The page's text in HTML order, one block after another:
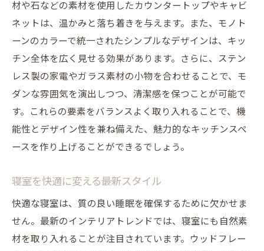
材や石などの素材を使用したカウンタートップやキャビ
ネットは、温かみと落ち着きを与えます。また、モノト
ーンのカラーで統一されたシンプルなデザインは、キッ
チン全体を広く見せる効果があります。さらに、ステン
レス製の家電やガラス素材の小物を合わせることで、モ
ダンな雰囲気を演出しつつ、清潔感を保つことが可能で
す。これらの要素をバランスよく取り入れることで、機
能性とデザイン性を兼ね備えた、魅力的なキッチンスペ
ースを作り上げることができるでしょう。
寝室を快適に変える最新スタイル
快適な寝室は、質の良い睡眠を確保するために欠かせま
せん。最新のインテリアトレンドでは、寝室にも自然素
材を取り入れることが注目されています。ウッドフレー